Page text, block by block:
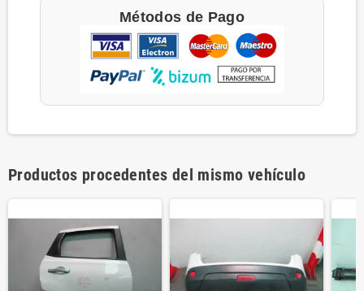
Métodos de Pago
Productos procedentes del mismo vehículo